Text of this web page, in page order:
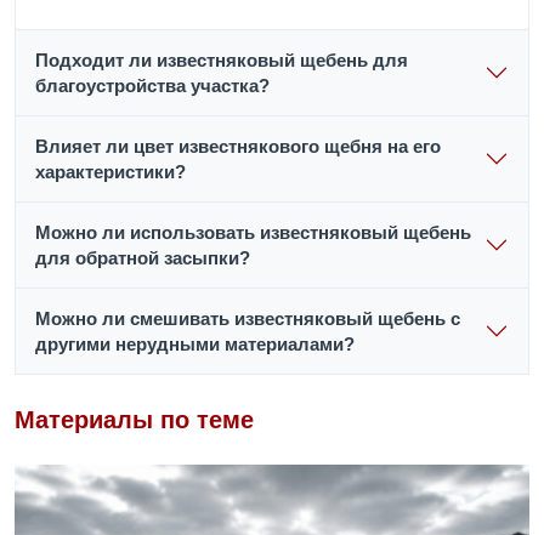
Подходит ли известняковый щебень для
благоустройства участка?
Влияет ли цвет известнякового щебня на его
характеристики?
Можно ли использовать известняковый щебень
для обратной засыпки?
Можно ли смешивать известняковый щебень с
другими нерудными материалами?
Материалы по теме